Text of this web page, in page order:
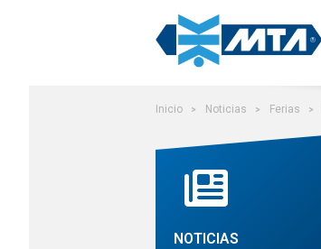
Inicio Noticias Ferias
NOTICIAS